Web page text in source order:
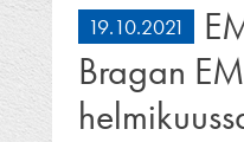
19.10.2021
Bragan